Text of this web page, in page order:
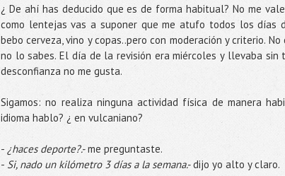
¿ De ahí has deducido que es de forma habitual? No me
como lentejas vas a suponer que me atufo todos los días
bebo cerveza, vino y copas..pero con moderación y criterio.
no lo sabes. El día de la revisión era miércoles y llevaba sin
desconfianza no me gusta.
Sigamos: no realiza ninguna actividad física de manera
idioma hablo? ¿ en vulcaniano?
- ¿haces deporte?.-me preguntaste.
- Si, nado un kilómetro 3 días a la semana.-dijo yo alto y claro.